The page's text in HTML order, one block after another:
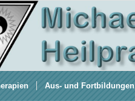
Aus- und Fortbildungen